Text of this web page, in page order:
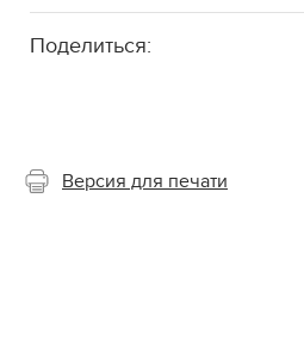
Поделиться:
Версия для печати